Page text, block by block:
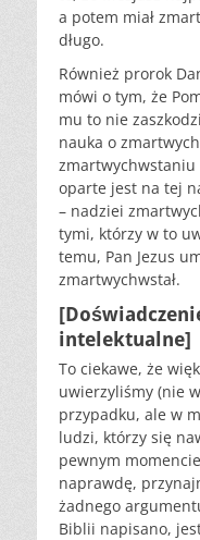
a potem miał
długo.
Również prorok
mówi o tym, że
mu to nie
nauka o
zmartwychwstaniu
oparte jest na tej
– nadziei
tymi, którzy w to
temu, Pan Jezus
zmartwychwstał.
intelektualne]
To ciekawe, że
uwierzyliśmy (nie
przypadku, ale w
ludzi, którzy się
pewnym
naprawdę,
żadnego
Biblii napisano,